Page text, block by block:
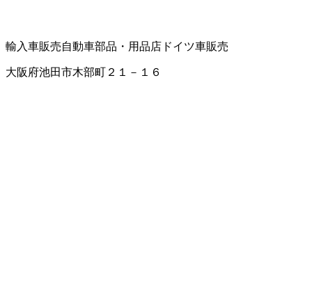
輸入車販売自動車部品・用品店 ドイツ車販売
大阪府池田市木部町２１－１６